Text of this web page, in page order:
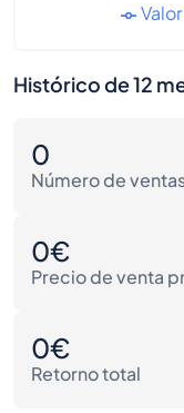
Histórico de 12
0
Número de
0€
Precio de venta
0€
Retorno total